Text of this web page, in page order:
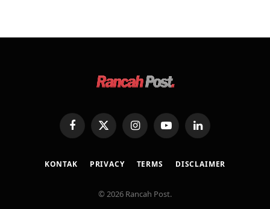
FacebookX
(Twitter)
InstagramYouTubeLinkedIn
KONTAK PRIVACY TERMS DISCLAIMER
© 2026 Rancah Post.